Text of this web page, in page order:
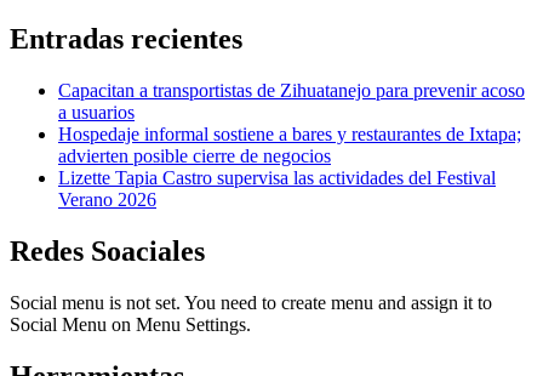
Entradas recientes
Capacitan a transportistas de Zihuatanejo para prevenir acoso
a usuarios
Hospedaje informal sostiene a bares y restaurantes de Ixtapa;
advierten posible cierre de negocios
Lizette Tapia Castro supervisa las actividades del Festival
Verano 2026
Redes Soaciales
Social menu is not set. You need to create menu and assign it to
Social Menu on Menu Settings.